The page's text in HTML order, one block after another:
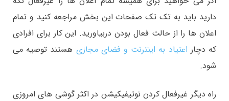
دارید باید به تک تک صفحات این بخش مراجعه کنید و تمام
اعلان ها را از حالت فعال بودن دربیاورید. این کار برای افرادی
که دچار اعتیاد به اینترنت و فضای مجازی هستند توصیه می
شود.
راه دیگر غیرفعال کردن نوتیفیکیشن در اکثر گوشی های امروزی